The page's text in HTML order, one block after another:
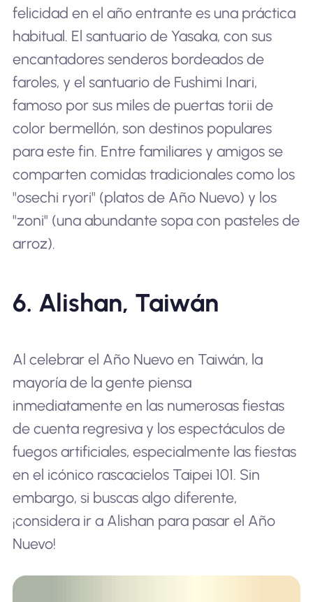
felicidad en el año entrante es una práctica
habitual. El santuario de Yasaka, con sus
encantadores senderos bordeados de
faroles, y el santuario de Fushimi Inari,
famoso por sus miles de puertas torii de
color bermellón, son destinos populares
para este fin. Entre familiares y amigos se
comparten comidas tradicionales como los
"osechi ryori" (platos de Año Nuevo) y los
"zoni" (una abundante sopa con pasteles de
arroz).
6. Alishan, Taiwán
Al celebrar el Año Nuevo en Taiwán, la
mayoría de la gente piensa
inmediatamente en las numerosas fiestas
de cuenta regresiva y los espectáculos de
fuegos artificiales, especialmente las fiestas
en el icónico rascacielos Taipei 101. Sin
embargo, si buscas algo diferente,
¡considera ir a Alishan para pasar el Año
Nuevo!